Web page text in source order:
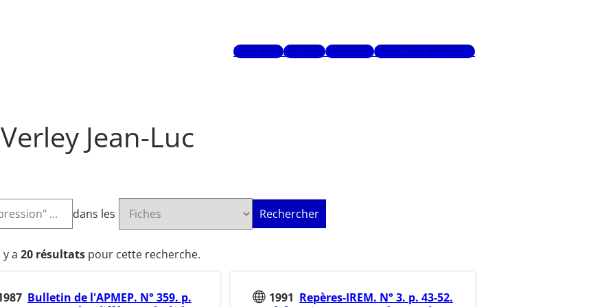
Mots-clésAuteursGlossaireRecherche avancée
Verley Jean-Luc
dans les Rechercher
y a 20 résultatspour cette recherche.
Bulletin de l'APMEP. N° 359. p.
1991 Repères-IREM. N° 3. p. 43-52.